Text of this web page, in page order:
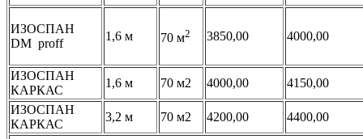
ИЗОСПАН
DM proff
1,6 м 70 м2 3850,00 4000,00
ИЗОСПАН
КАРКАС
1,6 м 70 м2 4000,00
4150,00
ИЗОСПАН
КАРКАС
3,2 м 70 м2 4200,00 4400,00